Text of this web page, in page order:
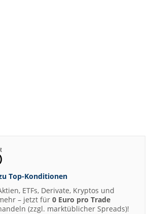
Top-Konditionen
ETFs, Derivate, Kryptos und
– jetzt für 0 Euro pro Trade
(zzgl. marktüblicher Spreads)!